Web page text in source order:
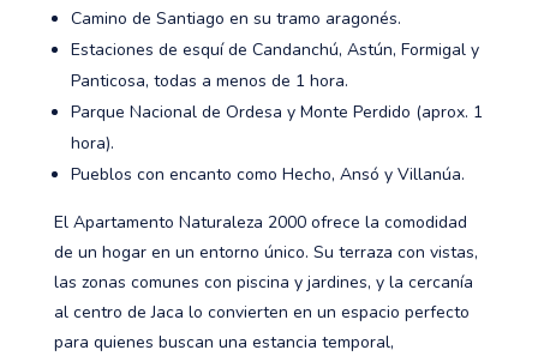
Camino de Santiago en su tramo aragonés.
Estaciones de esquí de Candanchú, Astún, Formigal y
Panticosa, todas a menos de 1 hora.
Parque Nacional de Ordesa y Monte Perdido (aprox. 1
hora).
Pueblos con encanto como Hecho, Ansó y Villanúa.
El Apartamento Naturaleza 2000 ofrece la comodidad
de un hogar en un entorno único. Su terraza con vistas,
las zonas comunes con piscina y jardines, y la cercanía
al centro de Jaca lo convierten en un espacio perfecto
para quienes buscan una estancia temporal,